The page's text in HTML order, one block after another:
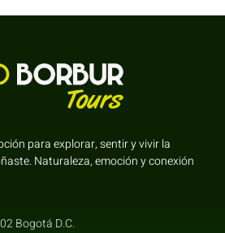
para explorar, sentir y vivir la
Naturaleza, emoción y conexión
Bogotá D.C.